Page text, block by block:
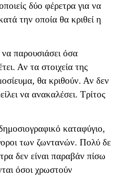
δύο φέρετρα για να
την οποία θα κριθεί η
παρουσιάσει όσα
Αν τα στοιχεία της
θα κριθούν. Αν δεν
να ανακαλέσει. Τρίτος
καταφύγιο,
των ζωντανών. Πολύ δε
δεν είναι παραβάν πίσω
όσοι χρωστούν